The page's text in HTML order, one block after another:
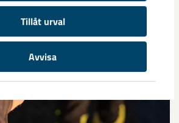
Tillåt urval
Avvisa